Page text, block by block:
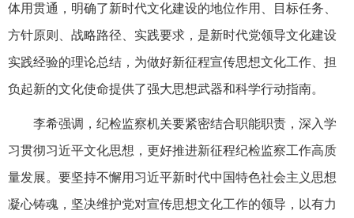
体用贯通，明确了新时代文化建设的地位作用、目标任务、
方针原则、战略路径、实践要求，是新时代党领导文化建设
实践经验的理论总结，为做好新征程宣传思想文化工作、担
负起新的文化使命提供了强大思想武器和科学行动指南。
李希强调，纪检监察机关要紧密结合职能职责，深入学
习贯彻习近平文化思想，更好推进新征程纪检监察工作高质
量发展。要坚持不懈用习近平新时代中国特色社会主义思想
凝心铸魂，坚决维护党对宣传思想文化工作的领导，以有力